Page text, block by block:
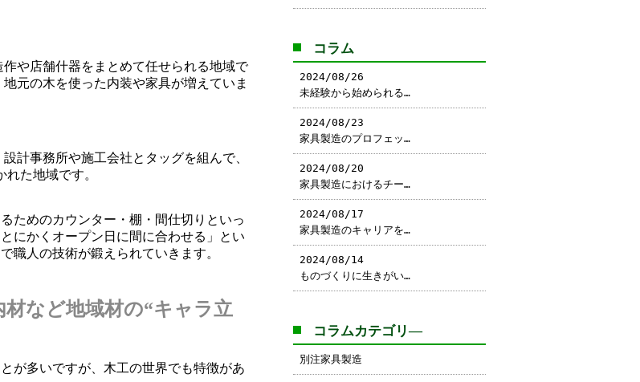
や店舗什器をまとめて任せられる地域で
元の木を使った内装や家具が増えていま
計事務所や施工会社とタッグを組んで、
た地域です。
ためのカウンター・棚・間仕切りといっ
にかくオープン日に間に合わせる」とい
職人の技術が鍛えられていきます。
など地域材の“キャラ立
が多いですが、木工の世界でも特徴があ
コラム
2024/08/26
未経験から始められる…
2024/08/23
家具製造のプロフェッ…
2024/08/20
家具製造におけるチー…
2024/08/17
家具製造のキャリアを…
2024/08/14
ものづくりに生きがい…
コラムカテゴリ―
別注家具製造